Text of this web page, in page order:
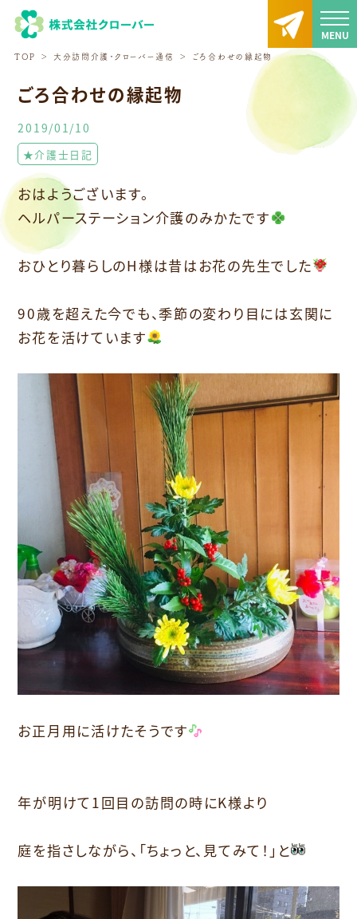
TOP 大分訪問介護・クローバー通信 ごろ合わせの縁起物
ごろ合わせの縁起物
2019/01/10
★介護士日記
おはようございます。
ヘルパーステーション介護のみかたです
おひとり暮らしのH様は昔はお花の先生でした
90歳を超えた今でも、季節の変わり目には玄関に
お花を活けています
お正月用に活けたそうです
年が明けて1回目の訪問の時にK様より
庭を指さしながら、「ちょっと、見てみて！」と